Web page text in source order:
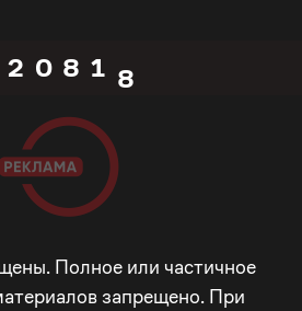
2
5
0
1
2
3
8
9
_
-
1
2
3
4
8
-
Полное или частичное
запрещено. При